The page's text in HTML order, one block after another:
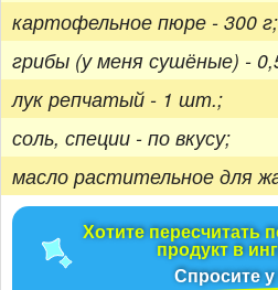
картофельное пюре - 300 г;
грибы (у меня сушёные) -
лук репчатый - 1 шт.;
соль, специи - по вкусу;
масло растительное для
Хотите пересчитать
продукт в
Спросите